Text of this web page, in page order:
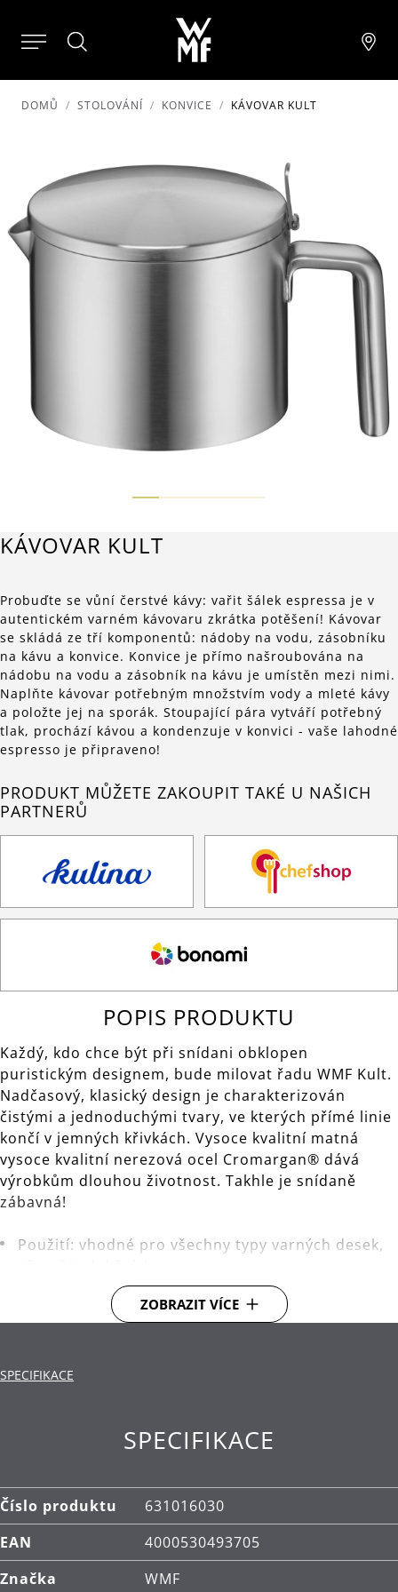
DOMŮ STOLOVÁNÍ KONVICE KÁVOVAR KULT
KÁVOVAR KULT
Probuďte se vůní čerstvé kávy: vařit šálek espressa je v
autentickém varném kávovaru zkrátka potěšení! Kávovar
se skládá ze tří komponentů: nádoby na vodu, zásobníku
na kávu a konvice. Konvice je přímo našroubována na
nádobu na vodu a zásobník na kávu je umístěn mezi nimi.
Naplňte kávovar potřebným množstvím vody a mleté kávy
a položte jej na sporák. Stoupající pára vytváří potřebný
tlak, prochází kávou a kondenzuje v konvici - vaše lahodné
espresso je připraveno!
PRODUKT MŮŽETE ZAKOUPIT TAKÉ U NAŠICH
PARTNERŮ
POPIS PRODUKTU
Každý, kdo chce být při snídani obklopen
puristickým designem, bude milovat řadu WMF Kult.
Nadčasový, klasický design je charakterizován
čistými a jednoduchými tvary, ve kterých přímé linie
končí v jemných křivkách. Vysoce kvalitní matná
vysoce kvalitní nerezová ocel Cromargan® dává
výrobkům dlouhou životnost. Takhle je snídaně
zábavná!
Použití: vhodné pro všechny typy varných desek,
Materiál: vysoce kvalitní nerezová ocel
Cromargan®.
ZOBRAZIT VÍCE
SPECIFIKACE
SPECIFIKACE
Číslo produktu
631016030
EAN
4000530493705
Značka
WMF